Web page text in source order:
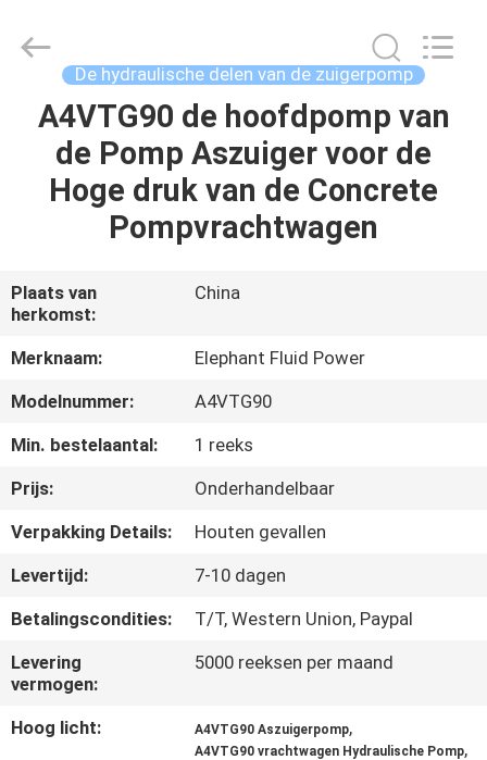
HUIS
PRODUCTEN
ONS
FABRIEKSREIS
KWALITEITSCONTROLE
CONTACTEER
ONS
NIEUWS
GEVALLEN
SITEMAP
Fluid
Power
Reserved.
De hydraulische delen van de zuigerpomp
A4VTG90 de hoofdpomp van
de Pomp Aszuiger voor de
Hoge druk van de Concrete
Pompvrachtwagen
Plaats van
herkomst:
China
Merknaam:
Elephant Fluid Power
Modelnummer:
A4VTG90
Min. bestelaantal:
1 reeks
Prijs:
Onderhandelbaar
Verpakking Details:
Houten gevallen
Levertijd:
7-10 dagen
Betalingscondities:
T/T, Western Union, Paypal
Levering
vermogen:
5000 reeksen per maand
Hoog licht: A4VTG90 Aszuigerpomp,
A4VTG90 vrachtwagen Hydraulische Pomp,